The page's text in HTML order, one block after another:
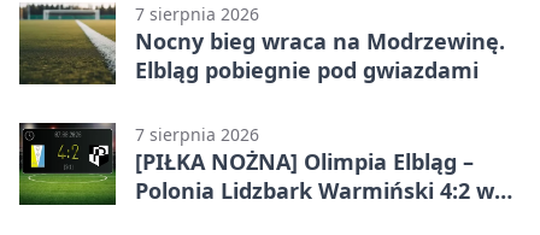
7 sierpnia 2026
Nocny bieg wraca na Modrzewinę.
Elbląg pobiegnie pod gwiazdami
7 sierpnia 2026
[PIŁKA NOŻNA] Olimpia Elbląg –
Polonia Lidzbark Warmiński 4:2 w